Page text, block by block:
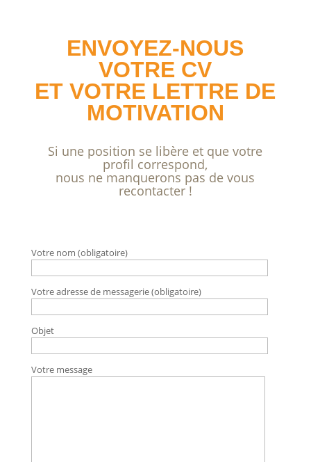
ENVOYEZ-NOUS
VOTRE CV
ET VOTRE LETTRE DE
MOTIVATION
Si une position se libère et que votre
profil correspond,
nous ne manquerons pas de vous
recontacter !
Votre nom (obligatoire)
Votre adresse de messagerie (obligatoire)
Objet
Votre message